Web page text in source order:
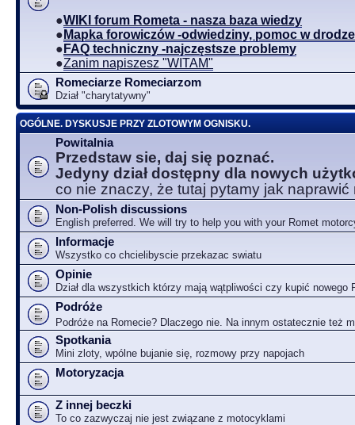
●WIKI forum Rometa - nasza baza wiedzy
● Mapka forowiczów -odwiedziny, pomoc w drodze
● FAQ techniczny -najczęstsze problemy
●Zanim napiszesz "WITAM"
Romeciarze Romeciarzom
Dział "charytatywny"
OGÓLNE. DYSKUSJE PRZY ZLOTOWYM OGNISKU.
Powitalnia
Przedstaw sie, daj się poznać.
Jedyny dział dostępny dla nowych
co nie znaczy, że tutaj pytamy jak naprawić
Non-Polish discussions
English preferred. We will try to help you with your Romet
Informacje
Wszystko co chcielibyscie przekazac swiatu
Opinie
Dział dla wszystkich którzy mają wątpliwości czy kupić nowego
Podróże
Podróże na Romecie? Dlaczego nie. Na innym ostatecznie też
Spotkania
Mini zloty, wpólne bujanie się, rozmowy przy napojach
Motoryzacja
Z innej beczki
To co zazwyczaj nie jest związane z motocyklami